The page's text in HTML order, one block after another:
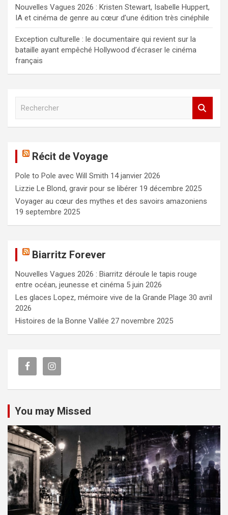
Nouvelles Vagues 2026 : Kristen Stewart, Isabelle Huppert,
IA et cinéma de genre au cœur d’une édition très cinéphile
Exception culturelle : le documentaire qui revient sur la
bataille ayant empêché Hollywood d’écraser le cinéma
français
c
h
e
r
Récit de Voyage
Pole to Pole avec Will Smith 14 janvier 2026
Lizzie Le Blond, gravir pour se libérer 19 décembre 2025
Voyager au cœur des mythes et des savoirs amazoniens
19 septembre 2025
Biarritz Forever
Nouvelles Vagues 2026 : Biarritz déroule le tapis rouge
entre océan, jeunesse et cinéma 5 juin 2026
Les glaces Lopez, mémoire vive de la Grande Plage 30 avril
2026
Histoires de la Bonne Vallée 27 novembre 2025
You may Missed